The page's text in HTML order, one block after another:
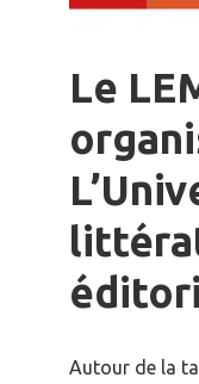
Le
Autour de la